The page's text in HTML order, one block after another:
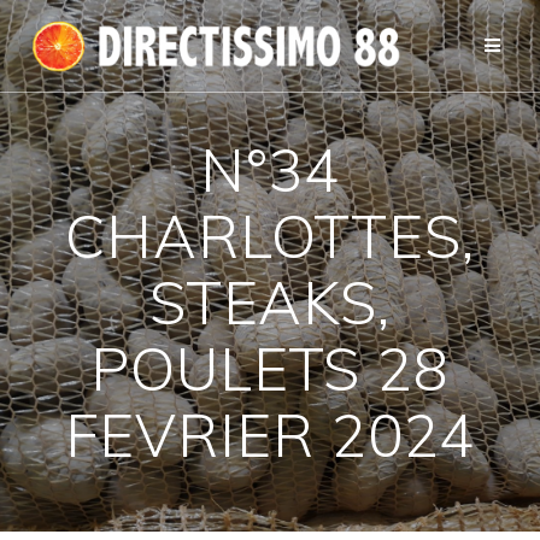
Passer
au
contenu
N°34
CHARLOTTES,
STEAKS,
POULETS 28
FEVRIER 2024